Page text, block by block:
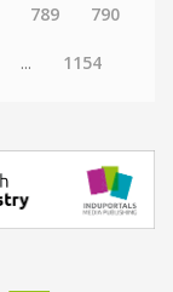
789 790
... 1154